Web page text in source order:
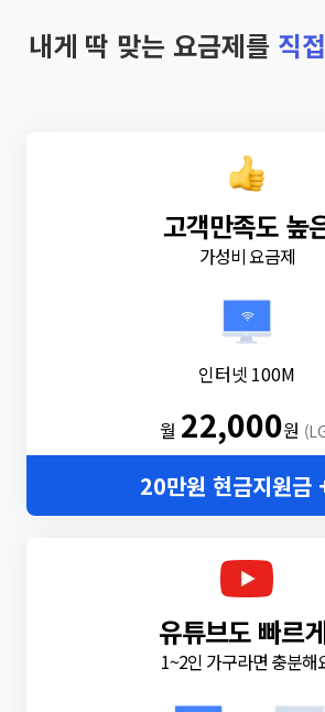
내게 딱 맞는 요금제를 직
고객만족도 높
가성비 요금제
인터넷 100M
월 22,000원
20만원 현금지원금
유튜브도 빠르
1~2인 가구라면 충분해